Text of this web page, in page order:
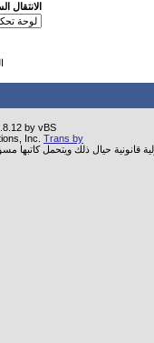
الانتقال
by vBS
Inc. Trans by
قانونية حيال ذلك ويتحمل